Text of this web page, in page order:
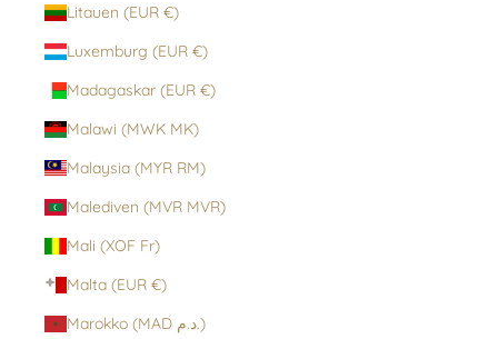
Litauen (EUR €)
Luxemburg (EUR €)
Madagaskar (EUR €)
Malawi (MWK MK)
Malaysia (MYR RM)
Malediven (MVR MVR)
Mali (XOF Fr)
Malta (EUR €)
Marokko (MAD د.م.)